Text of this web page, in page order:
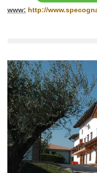
www: http://